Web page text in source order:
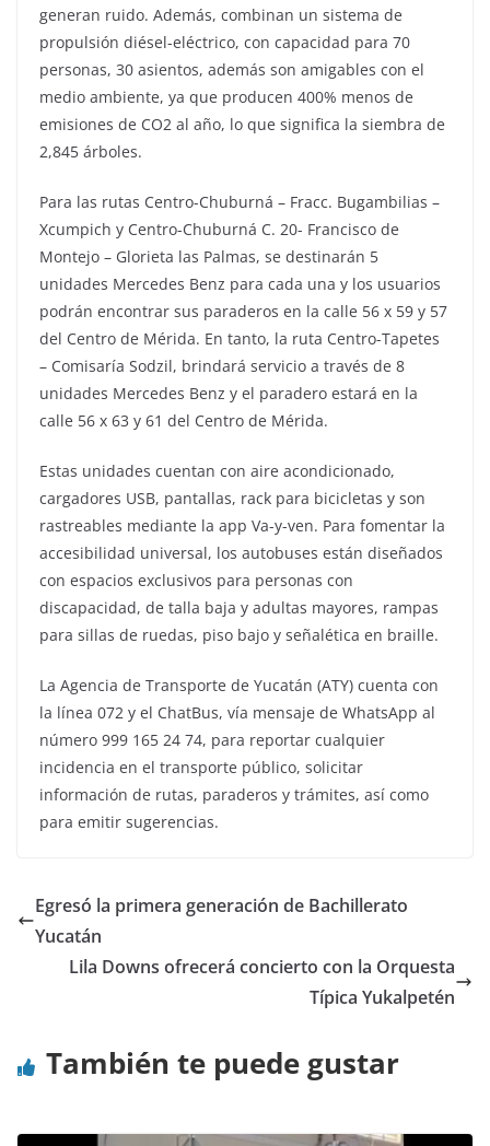
generan ruido. Además, combinan un sistema de
propulsión diésel-eléctrico, con capacidad para 70
personas, 30 asientos, además son amigables con el
medio ambiente, ya que producen 400% menos de
emisiones de CO2 al año, lo que significa la siembra de
2,845 árboles.
Para las rutas Centro-Chuburná – Fracc. Bugambilias –
Xcumpich y Centro-Chuburná C. 20- Francisco de
Montejo – Glorieta las Palmas, se destinarán 5
unidades Mercedes Benz para cada una y los usuarios
podrán encontrar sus paraderos en la calle 56 x 59 y 57
del Centro de Mérida. En tanto, la ruta Centro-Tapetes
– Comisaría Sodzil, brindará servicio a través de 8
unidades Mercedes Benz y el paradero estará en la
calle 56 x 63 y 61 del Centro de Mérida.
Estas unidades cuentan con aire acondicionado,
cargadores USB, pantallas, rack para bicicletas y son
rastreables mediante la app Va-y-ven. Para fomentar la
accesibilidad universal, los autobuses están diseñados
con espacios exclusivos para personas con
discapacidad, de talla baja y adultas mayores, rampas
para sillas de ruedas, piso bajo y señalética en braille.
La Agencia de Transporte de Yucatán (ATY) cuenta con
la línea 072 y el ChatBus, vía mensaje de WhatsApp al
número 999 165 24 74, para reportar cualquier
incidencia en el transporte público, solicitar
información de rutas, paraderos y trámites, así como
para emitir sugerencias.
Egresó la primera generación de Bachillerato
Yucatán
Lila Downs ofrecerá concierto con la Orquesta
Típica Yukalpetén
También te puede gustar